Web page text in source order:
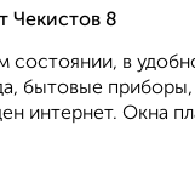
Чекистов 8
состоянии, в
бытовые приборы,
интернет. Окна